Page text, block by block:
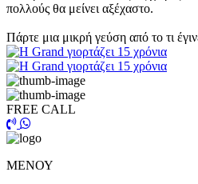
πολλούς θα μείνει αξέχαστο.
Πάρτε μια μικρή γεύση από το τι
FREE CALL
ΜΕΝΟΥ